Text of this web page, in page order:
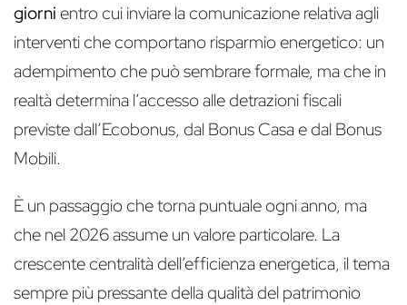
giorni entro cui inviare la comunicazione relativa agli
interventi che comportano risparmio energetico: un
adempimento che può sembrare formale, ma che in
realtà determina l’accesso alle detrazioni fiscali
previste dall’Ecobonus, dal Bonus Casa e dal Bonus
Mobili.
È un passaggio che torna puntuale ogni anno, ma
che nel 2026 assume un valore particolare. La
crescente centralità dell’efficienza energetica, il tema
sempre più pressante della qualità del patrimonio